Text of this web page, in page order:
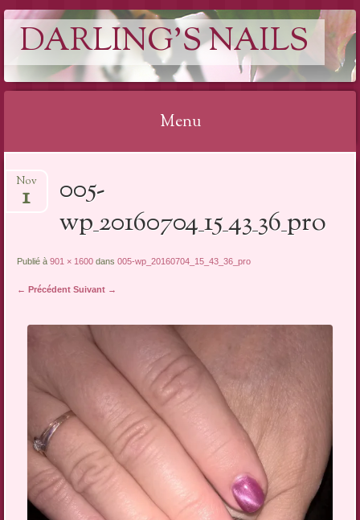
DARLING'S NAILS
Menu
au
005-
wp_20160704_15_43_36_pro
Nov
1
Publié à901 × 1600 dans005-wp_20160704_15_43_36_pro
← Précédent Suivant →